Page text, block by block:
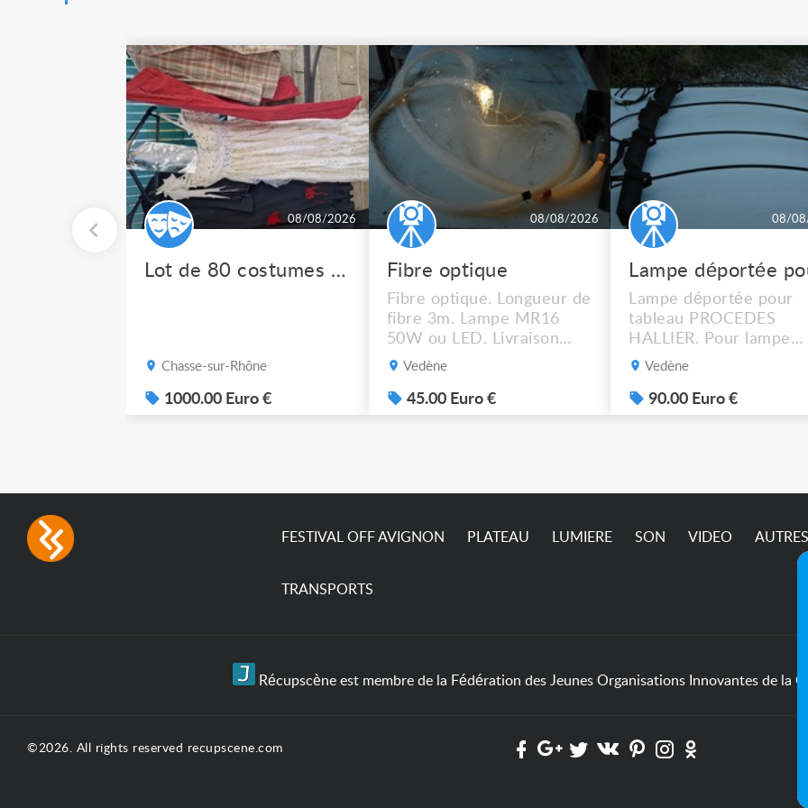
08/08/2026
Lot de 80 costumes de scène pro
Chasse-sur-Rhône
1000.00 Euro €
08/08/2026
Fibre optique
Fibre optique. Longueur de
fibre 3m. Lampe MR16
50W ou LED. Livraison
possible.
Vedène
45.00 Euro €
08/
Lampe déportée pour
tableau PROCEDES
HALLIER. Pour lampe
MR16 halogène ou LED
possible. 90€ le lot de 4.
Vedène
90.00 Euro €
FESTIVAL OFF AVIGNON PLATEAU LUMIERE SON VIDEO AUTRES
TRANSPORTS
Récupscène est membre de la Fédération des Jeunes Organisations Innovantes de la
©2026. All rights reserved recupscene.com